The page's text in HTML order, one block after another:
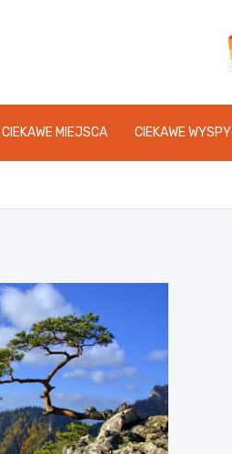
CIEKAWE MIEJSCA CIEKAWE WYSPY